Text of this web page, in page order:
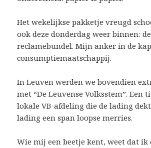
Het wekelijkse pakketje vreugd
ook deze donderdag weer binnen: de
reclamebundel. Mijn anker in de
consumptiemaatschappij.
In Leuven werden we bovendien
met “De Leuvense Volksstem”. Een
lokale VB-afdeling die de lading
lading een span loopse merries.
Wie mij een beetje kent, weet dat ik